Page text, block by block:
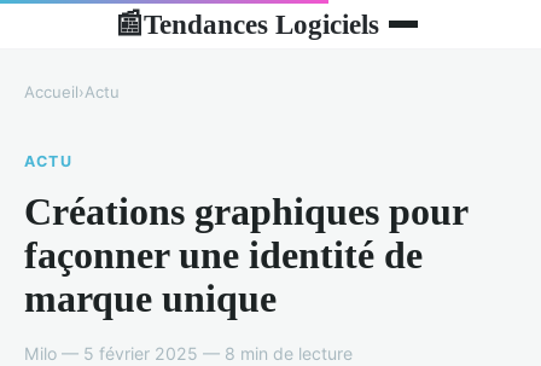
📰Tendances Logiciels
Accueil›Actu
ACTU
Créations graphiques pour
façonner une identité de
marque unique
Milo — 5 février 2025 — 8 min de lecture